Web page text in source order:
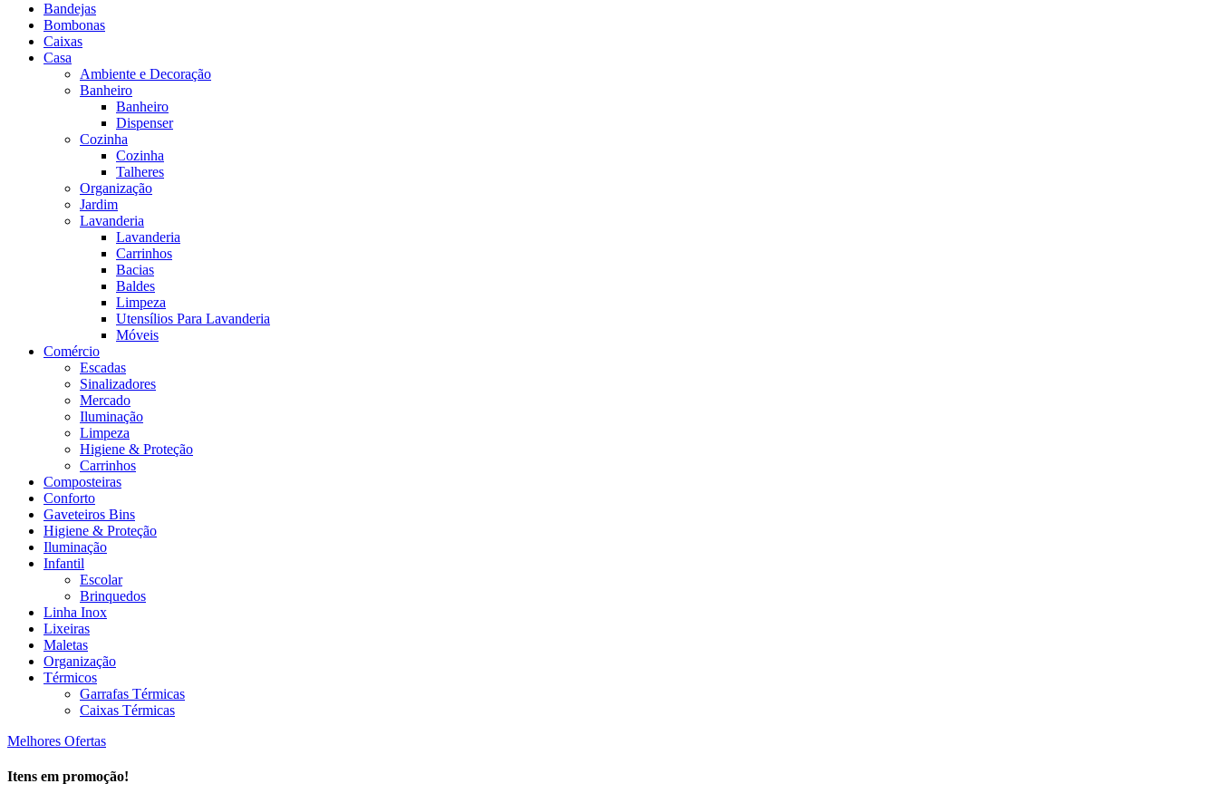
Bandejas
Bombonas
Caixas
Casa
Ambiente e Decoração
Banheiro
Banheiro
Dispenser
Cozinha
Cozinha
Talheres
Organização
Jardim
Lavanderia
Lavanderia
Carrinhos
Bacias
Baldes
Limpeza
Utensílios Para Lavanderia
Móveis
Comércio
Escadas
Sinalizadores
Mercado
Iluminação
Limpeza
Higiene & Proteção
Carrinhos
Composteiras
Conforto
Gaveteiros Bins
Higiene & Proteção
Iluminação
Infantil
Escolar
Brinquedos
Linha Inox
Lixeiras
Maletas
Organização
Térmicos
Garrafas Térmicas
Caixas Térmicas
Melhores Ofertas
Itens em promoção!